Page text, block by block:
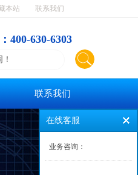
本站 联系我们
400-630-6303
联系我们
在线客服
业务咨询：